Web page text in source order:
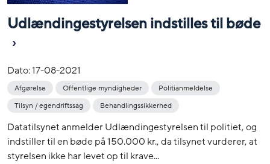
Udlændingestyrelsen indstilles til bøde
Dato:17-08-2021
Afgørelse Offentlige myndigheder
Politianmeldelse
Tilsyn / egendriftssag
Behandlingssikkerhed
Datatilsynet anmelder Udlændingestyrelsen til politiet, og
indstiller til en bøde på 150.000 kr., da tilsynet vurderer, at
styrelsen ikke har levet op til krave...